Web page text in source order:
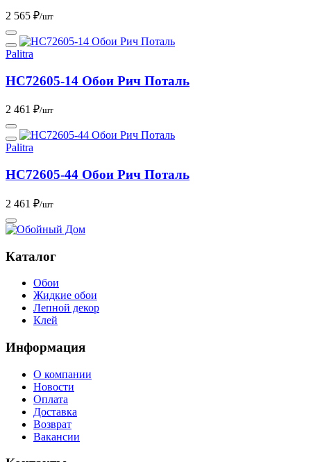
2 565 ₽/шт
Palitra
HC72605-14 Обои Рич Поталь
2 461 ₽/шт
Palitra
HC72605-44 Обои Рич Поталь
2 461 ₽/шт
Каталог
Обои
Жидкие обои
Лепной декор
Клей
Информация
О компании
Новости
Оплата
Доставка
Возврат
Вакансии